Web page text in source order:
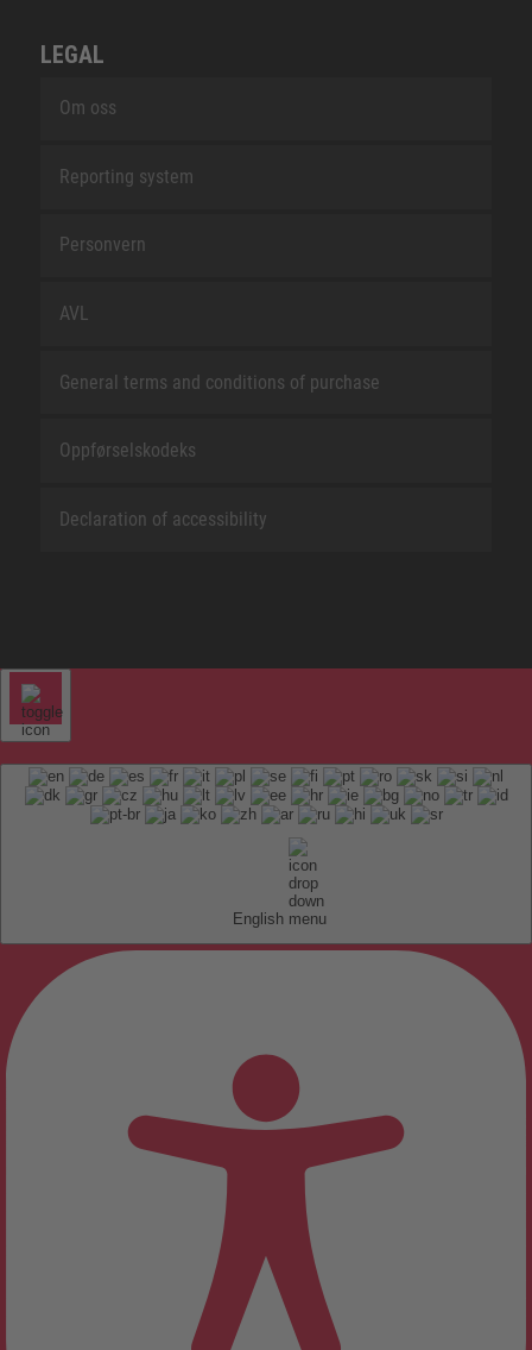
LEGAL
Om oss
Reporting system
Personvern
AVL
General terms and conditions of purchase
Oppførselskodeks
Declaration of accessibility
English